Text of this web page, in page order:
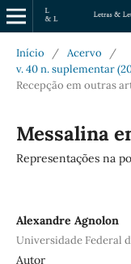
Início / Acervo
/
v. 40 n. suplementar
Recepção em outras
Messalina
Representações na
Alexandre Agnolon
Universidade Federal
Autor